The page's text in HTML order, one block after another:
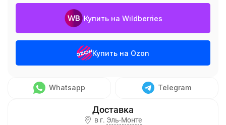
Купить на Wildberries
Купить на Ozon
Whatsapp Telegram
в г. Эль-Монте